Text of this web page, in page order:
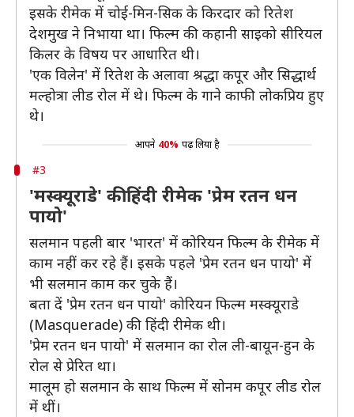
इसके रीमेक में चोई-मिन-सिक के किरदार को रितेश
देशमुख ने निभाया था। फिल्म की कहानी साइको सीरियल
किलर के विषय पर आधारित थी।
'एक विलेन' में रितेश के अलावा श्रद्धा कपूर और सिद्धार्थ
मल्होत्रा लीड रोल में थे। फिल्म के गाने काफी लोकप्रिय हुए
थे।
आपने 40% पढ़ लिया है
#3
'मस्क्यूराडे' की हिंदी रीमेक 'प्रेम रतन धन
पायो'
सलमान पहली बार 'भारत' में कोरियन फिल्म के रीमेक में
काम नहीं कर रहे हैं। इसके पहले 'प्रेम रतन धन पायो' में
भी सलमान काम कर चुके हैं।
बता दें 'प्रेम रतन धन पायो' कोरियन फिल्म मस्क्यूराडे
(Masquerade) की हिंदी रीमेक थी।
'प्रेम रतन धन पायो' में सलमान का रोल ली-बायून-हुन के
रोल से प्रेरित था।
मालूम हो सलमान के साथ फिल्म में सोनम कपूर लीड रोल
में थीं।